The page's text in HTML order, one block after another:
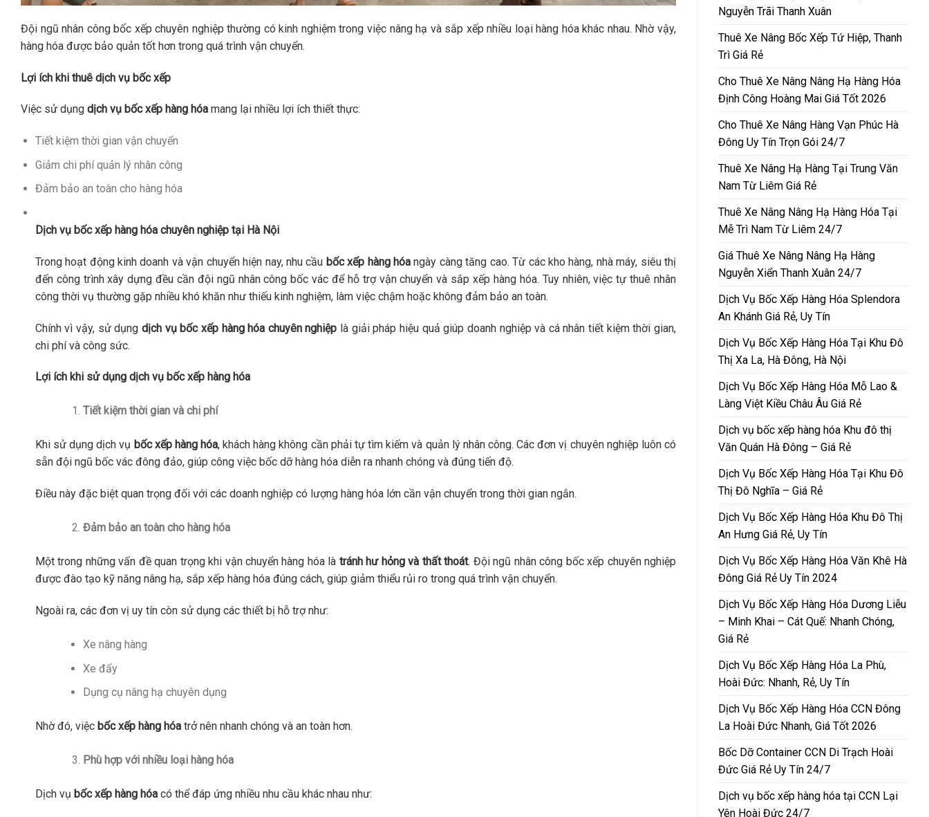
Đội ngũ nhân công bốc xếp chuyên nghiệp thường có kinh nghiệm trong việc nâng hạ và sắp xếp nhiều loại hàng hóa khác nhau. Nhờ vậy,
hàng hóa được bảo quản tốt hơn trong quá trình vận chuyển.
Lợi ích khi thuê dịch vụ bốc xếp
Việc sử dụng dịch vụ bốc xếp hàng hóa mang lại nhiều lợi ích thiết thực:
Tiết kiệm thời gian vận chuyển
Giảm chi phí quản lý nhân công
Đảm bảo an toàn cho hàng hóa
Dịch vụ bốc xếp hàng hóa chuyên nghiệp tại Hà Nội
Trong hoạt động kinh doanh và vận chuyển hiện nay, nhu cầu bốc xếp hàng hóa ngày càng tăng cao. Từ các kho hàng, nhà máy, siêu thị
đến công trình xây dựng đều cần đội ngũ nhân công bốc vác để hỗ trợ vận chuyển và sắp xếp hàng hóa. Tuy nhiên, việc tự thuê nhân
công thời vụ thường gặp nhiều khó khăn như thiếu kinh nghiệm, làm việc chậm hoặc không đảm bảo an toàn.
Chính vì vậy, sử dụng dịch vụ bốc xếp hàng hóa chuyên nghiệp là giải pháp hiệu quả giúp doanh nghiệp và cá nhân tiết kiệm thời gian,
chi phí và công sức.
Lợi ích khi sử dụng dịch vụ bốc xếp hàng hóa
Tiết kiệm thời gian và chi phí
Khi sử dụng dịch vụ bốc xếp hàng hóa, khách hàng không cần phải tự tìm kiếm và quản lý nhân công. Các đơn vị chuyên nghiệp luôn có
sẵn đội ngũ bốc vác đông đảo, giúp công việc bốc dỡ hàng hóa diễn ra nhanh chóng và đúng tiến độ.
Điều này đặc biệt quan trọng đối với các doanh nghiệp có lượng hàng hóa lớn cần vận chuyển trong thời gian ngắn.
Đảm bảo an toàn cho hàng hóa
Một trong những vấn đề quan trọng khi vận chuyển hàng hóa là tránh hư hỏng và thất thoát. Đội ngũ nhân công bốc xếp chuyên nghiệp
được đào tạo kỹ năng nâng hạ, sắp xếp hàng hóa đúng cách, giúp giảm thiểu rủi ro trong quá trình vận chuyển.
Ngoài ra, các đơn vị uy tín còn sử dụng các thiết bị hỗ trợ như:
Xe nâng hàng
Xe đẩy
Dụng cụ nâng hạ chuyên dụng
Nhờ đó, việc bốc xếp hàng hóatrở nên nhanh chóng và an toàn hơn.
Phù hợp với nhiều loại hàng hóa
Dịch vụ bốc xếp hàng hóacó thể đáp ứng nhiều nhu cầu khác nhau như:
Nguyễn Trãi Thanh Xuân
Thuê Xe Nâng Bốc Xếp Tứ Hiệp, Thanh
Trì Giá Rẻ
Cho Thuê Xe Nâng Nâng Hạ Hàng Hóa
Định Công Hoàng Mai Giá Tốt 2026
Cho Thuê Xe Nâng Hàng Vạn Phúc Hà
Đông Uy Tín Trọn Gói 24/7
Thuê Xe Nâng Hạ Hàng Tại Trung Văn
Nam Từ Liêm Giá Rẻ
Thuê Xe Nâng Nâng Hạ Hàng Hóa Tại
Mễ Trì Nam Từ Liêm 24/7
Giá Thuê Xe Nâng Nâng Hạ Hàng
Nguyễn Xiển Thanh Xuân 24/7
Dịch Vụ Bốc Xếp Hàng Hóa Splendora
An Khánh Giá Rẻ, Uy Tín
Dịch Vụ Bốc Xếp Hàng Hóa Tại Khu Đô
Thị Xa La, Hà Đông, Hà Nội
Dịch Vụ Bốc Xếp Hàng Hóa Mỗ Lao &
Làng Việt Kiều Châu Âu Giá Rẻ
Dịch vụ bốc xếp hàng hóa Khu đô thị
Văn Quán Hà Đông – Giá Rẻ
Dịch Vụ Bốc Xếp Hàng Hóa Tại Khu Đô
Thị Đô Nghĩa – Giá Rẻ
Dịch Vụ Bốc Xếp Hàng Hóa Khu Đô Thị
An Hưng Giá Rẻ, Uy Tín
Dịch Vụ Bốc Xếp Hàng Hóa Văn Khê Hà
Đông Giá Rẻ Uy Tín 2024
Dịch Vụ Bốc Xếp Hàng Hóa Dương Liễu
– Minh Khai – Cát Quế: Nhanh Chóng,
Giá Rẻ
Dịch Vụ Bốc Xếp Hàng Hóa La Phù,
Hoài Đức: Nhanh, Rẻ, Uy Tín
Dịch Vụ Bốc Xếp Hàng Hóa CCN Đông
La Hoài Đức Nhanh, Giá Tốt 2026
Bốc Dỡ Container CCN Di Trạch Hoài
Đức Giá Rẻ Uy Tín 24/7
Dịch vụ bốc xếp hàng hóa tại CCN Lại
Yên Hoài Đức 24/7